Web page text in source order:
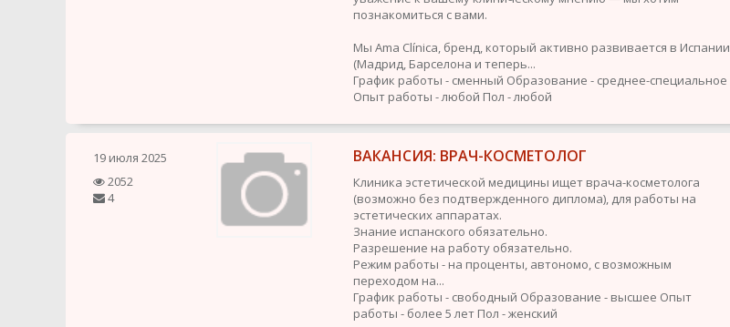
познакомиться с вами.
Мы Ama Clínica, бренд, который активно развивается в Испании
(Мадрид, Барселона и теперь...
График работы - сменный Образование - среднее-специальное
Опыт работы - любой Пол - любой
19 июля 2025
2052
4
ВАКАНСИЯ: ВРАЧ-КОСМЕТОЛОГ
Клиника эстетической медицины ищет врача-косметолога
(возможно без подтвержденного диплома), для работы на
эстетических аппаратах.
Знание испанского обязательно.
Разрешение на работу обязательно.
Режим работы - на проценты, автономо, с возможным
переходом на...
График работы - свободный Образование - высшее Опыт
работы - более 5 лет Пол - женский